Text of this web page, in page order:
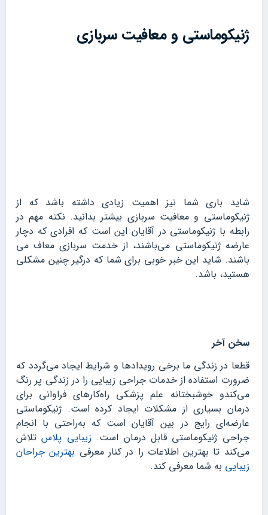
ژنیکوماستی و معافیت سربازی
شاید باری شما نیز اهمیت زیادی داشته باشد که از
ژنیکوماستی و معافیت سربازی بیشتر بدانید. نکته مهم در
رابطه با ژنیکوماستی در آقایان این است که افرادی که دچار
عارضه ژنیکوماستی می‌باشند، از خدمت سربازی معاف می
باشند. شاید این خبر خوبی برای شما که درگیر چنین مشکلی
هستید، باشد.
سخن آخر
قطعا در زندگی ما برخی رویدادها و شرایط ایجاد می‌گردد که
ضرورت استفاده از خدمات جراحی زیبایی را در زندگی پر رنگ
می‌کندو خوشبختانه علم پزشکی راه‌کارهای فراوانی برای
درمان بسیاری از مشکلات ایجاد کرده است. ژنیکوماستی
عارضه‌ای رایج در بین آقایان است که به‌راحتی با انجام
جراحی ژنیکوماستی قابل درمان است. زیبایی پلاستلاش
می‌کند تا بهترین اطلاعات را در کنار معرفی بهترین جراحان
زیبایی به شما معرفی کند.